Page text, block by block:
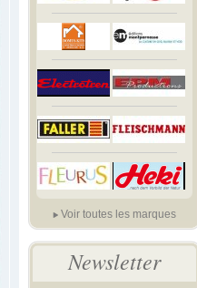
Voir toutes les marques
Newsletter